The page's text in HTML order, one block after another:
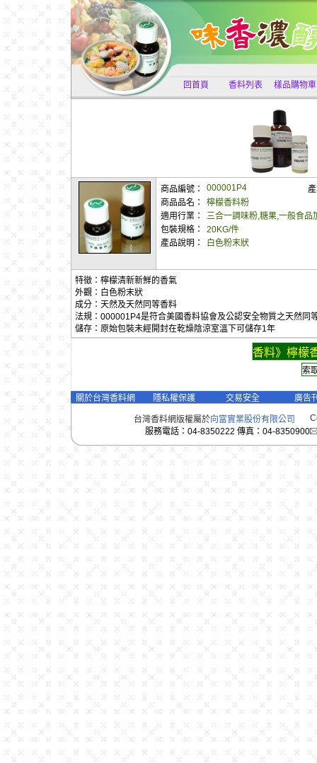
回首頁 香料列表 樣品購物車
商品編號： 000001P4
商品品名：
檸檬香料粉
適用行業：
三合一調味粉,糖果,一般食品
包裝規格：
20KG/件
產品說明：
白色粉末狀
特徵：檸檬清新新鮮的香氣
外觀：白色粉末狀
成分：天然及天然同等香料
法規：000001P4是符合美國香料協會及公認安全物質之天然同
儲存：原始包裝未經開封在乾燥陰涼室溫下可儲存1年
香料》檸檬
關於台灣香料網 隱私權保護 交易安全 廣告
台灣香料網版權屬於向富實業股份有限公司
服務電話：04-8350222 傳真：04-8350900